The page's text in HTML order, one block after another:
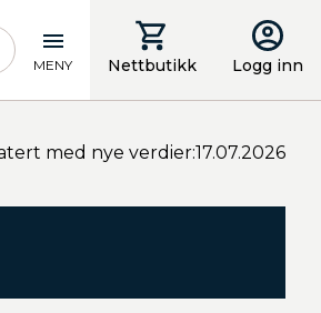
MENY Nettbutikk Logg inn
med nye verdier:17.07.2026